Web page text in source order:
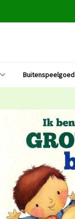
Buitenspeelgoed